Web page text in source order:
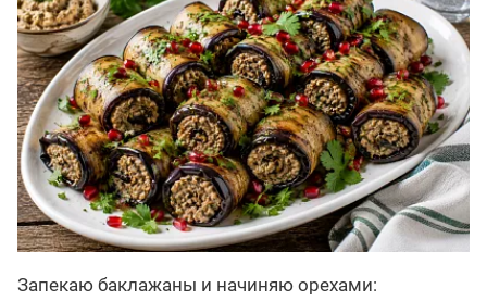
Запекаю баклажаны и начиняю орехами: